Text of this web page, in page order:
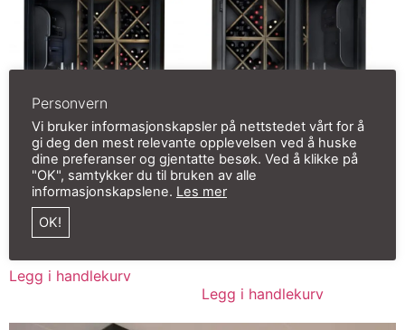
Vinrom XL (skyvedører)
105 362,00
Legg i handlekurv
Vinrom XL
Legg i handlekurv
Personvern
Vi bruker informasjonskapsler på nettstedet vårt for å
gi deg den mest relevante opplevelsen ved å huske
dine preferanser og gjentatte besøk. Ved å klikke på
"OK", samtykker du til bruken av alle
informasjonskapslene. Les mer
OK!